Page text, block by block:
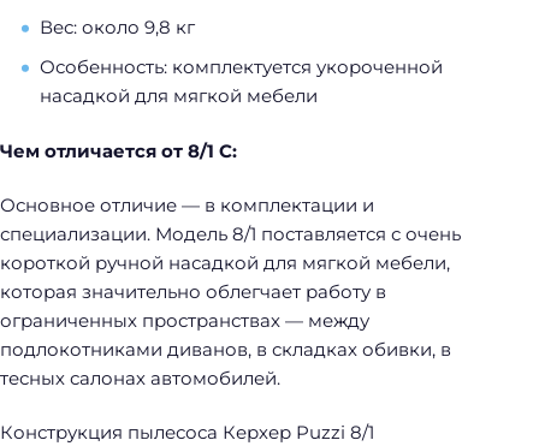
Вес: около 9,8 кг
Особенность: комплектуется укороченной
насадкой для мягкой мебели
Чем отличается от 8/1 C:
Основное отличие — в комплектации и
специализации. Модель 8/1 поставляется с очень
короткой ручной насадкой для мягкой мебели,
которая значительно облегчает работу в
ограниченных пространствах — между
подлокотниками диванов, в складках обивки, в
тесных салонах автомобилей.
Конструкция пылесоса Керхер Puzzi 8/1